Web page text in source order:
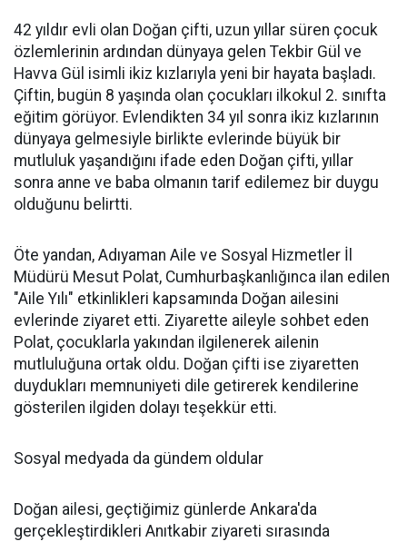
42 yıldır evli olan Doğan çifti, uzun yıllar süren çocuk
özlemlerinin ardından dünyaya gelen Tekbir Gül ve
Havva Gül isimli ikiz kızlarıyla yeni bir hayata başladı.
Çiftin, bugün 8 yaşında olan çocukları ilkokul 2. sınıfta
eğitim görüyor. Evlendikten 34 yıl sonra ikiz kızlarının
dünyaya gelmesiyle birlikte evlerinde büyük bir
mutluluk yaşandığını ifade eden Doğan çifti, yıllar
sonra anne ve baba olmanın tarif edilemez bir duygu
olduğunu belirtti.
Öte yandan, Adıyaman Aile ve Sosyal Hizmetler İl
Müdürü Mesut Polat, Cumhurbaşkanlığınca ilan edilen
"Aile Yılı" etkinlikleri kapsamında Doğan ailesini
evlerinde ziyaret etti. Ziyarette aileyle sohbet eden
Polat, çocuklarla yakından ilgilenerek ailenin
mutluluğuna ortak oldu. Doğan çifti ise ziyaretten
duydukları memnuniyeti dile getirerek kendilerine
gösterilen ilgiden dolayı teşekkür etti.
Sosyal medyada da gündem oldular
Doğan ailesi, geçtiğimiz günlerde Ankara'da
gerçekleştirdikleri Anıtkabir ziyareti sırasında